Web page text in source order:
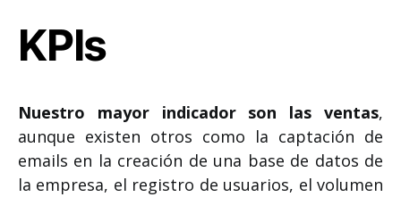
KPIs
Nuestro mayor indicador son las ventas,
aunque existen otros como la captación de
emails en la creación de una base de datos de
la empresa, el registro de usuarios, el volumen